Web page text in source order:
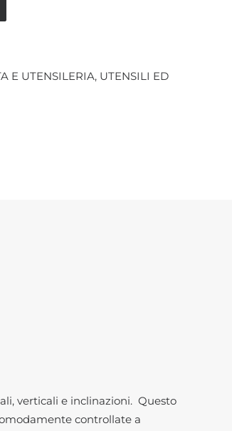
E UTENSILERIA, UTENSILI ED
verticali e inclinazioni. Questo
controllate a